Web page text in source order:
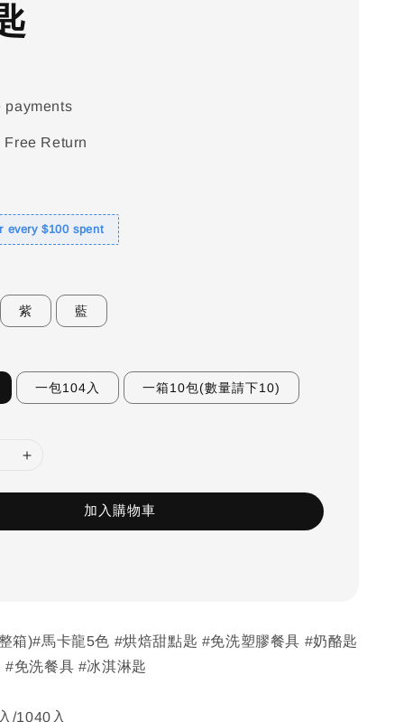
payments
Free Return
every $100 spent
紫 藍
一包104入 一箱10包(數量請下10)
加入購物車
箱)#馬卡龍5色 #烘焙甜點匙 #免洗塑膠餐具 #奶酪匙
免洗餐具 #冰淇淋匙
/1040入